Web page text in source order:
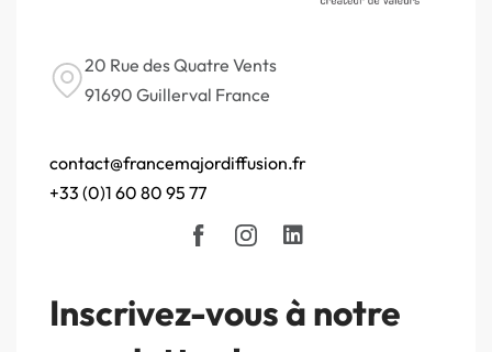
20 Rue des Quatre Vents
91690 Guillerval France
contact@francemajordiffusion.fr
+33 (0)1 60 80 95 77
Inscrivez-vous à notre